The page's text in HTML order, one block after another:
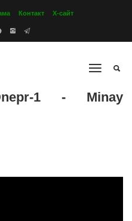
Контакт Х-сайт
1 - Minay